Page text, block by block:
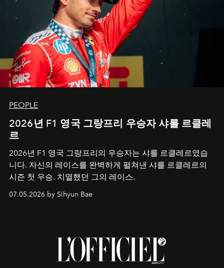
PEOPLE
2026년 F1 영국 그랑프리 우승자 샤를 르클레
르
2026년 F1 영국 그랑프리의 우승자는 샤를 르클레르였습
니다. 자신의 레이스를 완벽하게 펼쳐낸 샤를 르클레르의
시즌 첫 우승. 치열했던 그의 레이스.
07.05.2026 by Sihyun Bae